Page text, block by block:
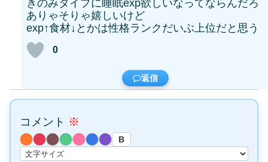
きのみタイプに睡眠exp欲しいなってならんだろ
ありゃそりゃ嬉しいけど
exp↑食材↓とかは性格ランクだいぶ上位だと思う
0
返信
コメント ※
B